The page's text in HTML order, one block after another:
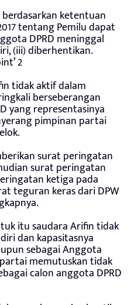
ketentuan
tentang Pemilu dapat
DPRD meninggal
(iii) diberhentikan.
2
tidak aktif dalam
berseberangan
yang representasinya
pimpinan partai
surat peringatan
surat peringatan
ketiga pada
teguran keras dari DPW
itu saudara Arifin tidak
dan kapasitasnya
sebagai Anggota
memutuskan tidak
calon anggota DPRD